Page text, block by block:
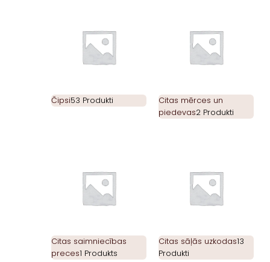
Čipsi53 Produkti
Citas mērces un
piedevas2 Produkti
Citas saimniecības
preces1 Produkts
Citas sāļās uzkodas13
Produkti